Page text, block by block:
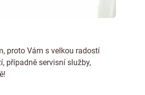
proto Vám s velkou radostí
případně servisní služby,